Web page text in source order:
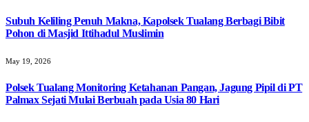
Subuh Keliling Penuh Makna, Kapolsek Tualang Berbagi Bibit
Pohon di Masjid Ittihadul Muslimin
May 19, 2026
Polsek Tualang Monitoring Ketahanan Pangan, Jagung Pipil di PT
Palmax Sejati Mulai Berbuah pada Usia 80 Hari